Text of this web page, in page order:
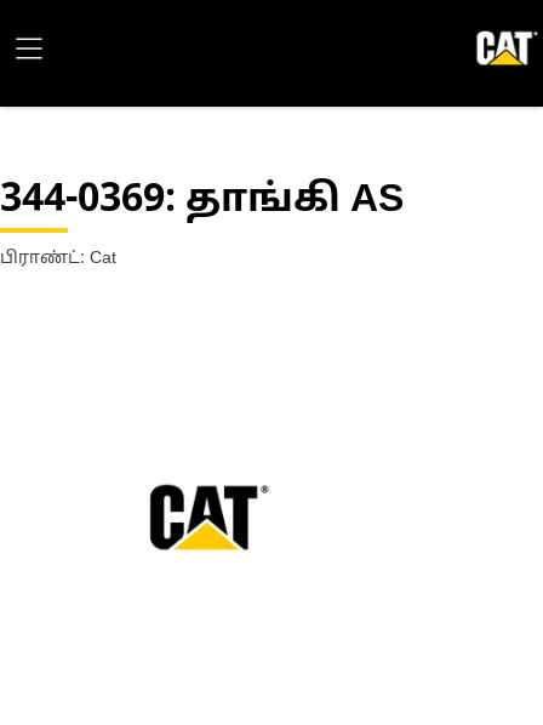
344-0369: தாங்கி AS
பிராண்ட்: Cat